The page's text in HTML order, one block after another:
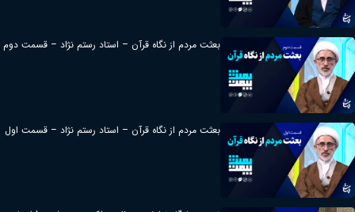
بعثت مردم از نگاه قرآن – استاد رستم نژاد – قسمت دوم
بعثت مردم از نگاه قرآن – استاد رستم نژاد – قسمت اول